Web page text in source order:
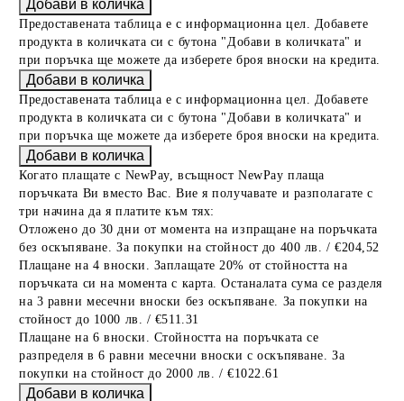
Предоставената таблица е с информационна цел. Добавете
продукта в количката си с бутона "Добави в количката" и
при поръчка ще можете да изберете броя вноски на кредита.
Предоставената таблица е с информационна цел. Добавете
продукта в количката си с бутона "Добави в количката" и
при поръчка ще можете да изберете броя вноски на кредита.
Когато плащате с NewPay, всъщност NewPay плаща
поръчката Ви вместо Вас. Вие я получавате и разполагате с
три начина да я платите към тях:
Отложено до 30 дни от момента на изпращане на поръчката
без оскъпяване. За покупки на стойност до 400 лв. / €204,52
Плащане на 4 вноски. Заплащате 20% от стойността на
поръчката си на момента с карта. Останалата сума се разделя
на 3 равни месечни вноски без оскъпяване. За покупки на
стойност до 1000 лв. / €511.31
Плащане на 6 вноски. Стойността на поръчката се
разпределя в 6 равни месечни вноски с оскъпяване. За
покупки на стойност до 2000 лв. / €1022.61